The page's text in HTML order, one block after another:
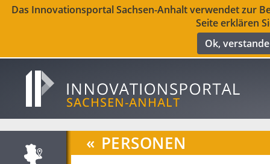
Das Innovationsportal Sachsen-Anhalt verwendet zur
Seite erklären
Ok,
« PERSONEN